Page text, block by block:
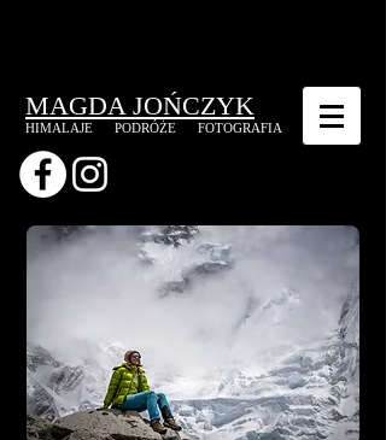
MAGDA JOŃCZYK
HIMALAJE PODRÓŻE FOTOGRAFIA